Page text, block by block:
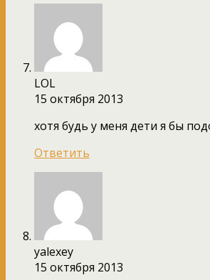
LOL
15 октября 2013
хотя будь у меня дети я бы
Ответить
yalexey
15 октября 2013